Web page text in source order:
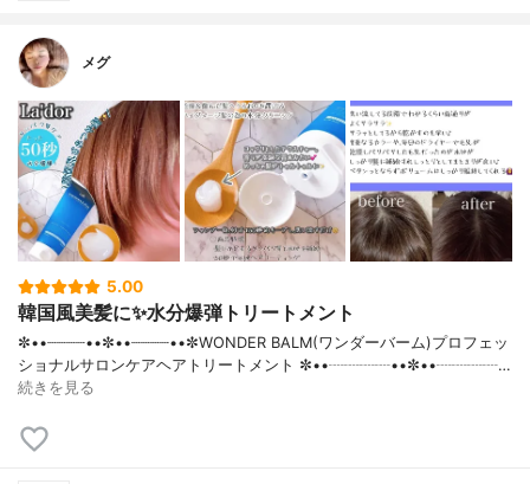
メグ
5.00
韓国風美髪に✨水分爆弾トリートメント
✼••┈┈┈┈••✼••┈┈┈┈••✼WONDER BALM(ワンダーバーム)プロフェッ
ショナルサロンケアヘアトリートメント ✼••┈┈┈┈••✼••┈┈┈┈…
続きを見る